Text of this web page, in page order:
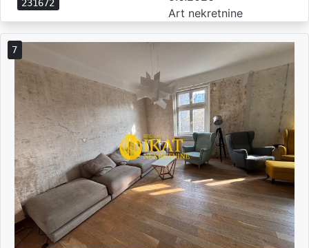
231672
Art nekretnine
7